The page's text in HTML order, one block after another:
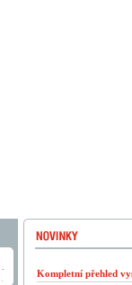
Kompletní přehled